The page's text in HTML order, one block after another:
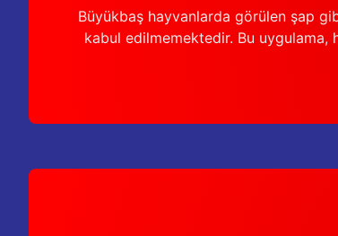
Büyükbaş hayvanlarda görülen şap
kabul edilmemektedir. Bu uygulama,